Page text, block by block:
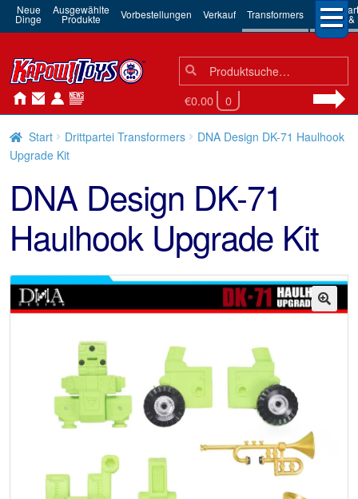
Neue
Dinge
Ausgewählte
Produkte Vorbestellungen Verkauf Transformers 3rd
Robots
Suchen
nach:
Suche
€0.00 0
Start Drittpartei Transformers
DNA Design DK-71 Haulhook
Upgrade Kit
DNA Design DK-71
Haulhook Upgrade Kit